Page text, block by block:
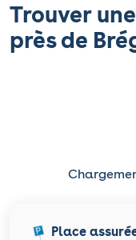
Trouver
près de
Place